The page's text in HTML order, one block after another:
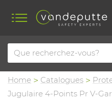
Home Catalogues
Jugulaire 4-Points Pr V-